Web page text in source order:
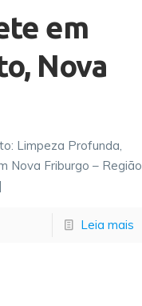
em
Nova
Limpeza Profunda,
Nova Friburgo – Região
Leia mais